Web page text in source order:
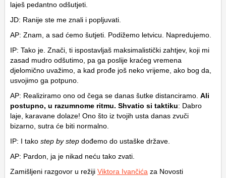
laješ pedantno odšutjeti.
JD: Ranije ste me znali i popljuvati.
AP: Znam, a sad ćemo šutjeti. Podižemo letvicu. Napredujemo.
IP: Tako je. Znači, ti ispostavljaš maksimalistički zahtjev, koji mi
zasad mudro odšutimo, pa ga poslije kraćeg vremena
djelomično uvažimo, a kad prođe još neko vrijeme, ako bog da,
usvojimo ga potpuno.
AP: Realiziramo ono od čega se danas šutke distanciramo. Ali
postupno, u razumnome ritmu. Shvatio si taktiku: Dabro
laje, karavane dolaze! Ono što iz tvojih usta danas zvuči
bizarno, sutra će biti normalno.
IP: I tako step by step dođemo do ustaške države.
AP: Pardon, ja je nikad neću tako zvati.
Zamišljeni razgovor u režiji Viktora Ivančića za Novosti